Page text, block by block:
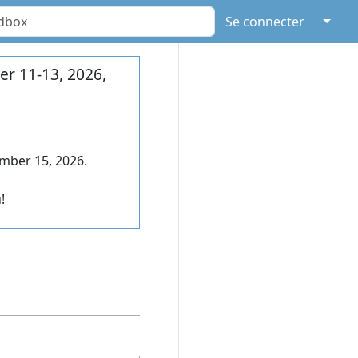
Se connecter ↓
11-13, 2026,
15, 2026.